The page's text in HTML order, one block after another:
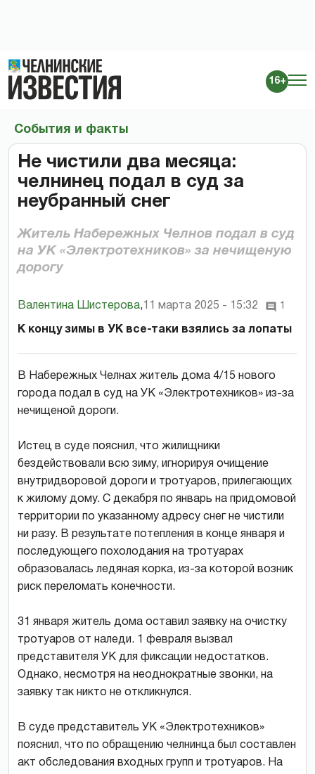
16+
События и факты
Не чистили два месяца:
челнинец подал в суд за
неубранный снег
Житель Набережных Челнов подал в суд
на УК «Электротехников» за нечищеную
дорогу
Валентина Шистерова, 11 марта 2025 - 15:32 1
К концу зимы в УК все-таки взялись за лопаты
В Набережных Челнах житель дома 4/15 нового
города подал в суд на УК «Электротехников» из-за
нечищеной дороги.
Истец в суде пояснил, что жилищники
бездействовали всю зиму, игнорируя очищение
внутридворовой дороги и тротуаров, прилегающих
к жилому дому. С декабря по январь на придомовой
территории по указанному адресу снег не чистили
ни разу. В результате потепления в конце января и
последующего похолодания на тротуарах
образовалась ледяная корка, из-за которой возник
риск переломать конечности.
31 января житель дома оставил заявку на очистку
тротуаров от наледи. 1 февраля вызвал
представителя УК для фиксации недостатков.
Однако, несмотря на неоднократные звонки, на
заявку так никто не откликнулся.
В суде представитель УК «Электротехников»
пояснил, что по обращению челнинца был составлен
акт обследования входных групп и тротуаров. На